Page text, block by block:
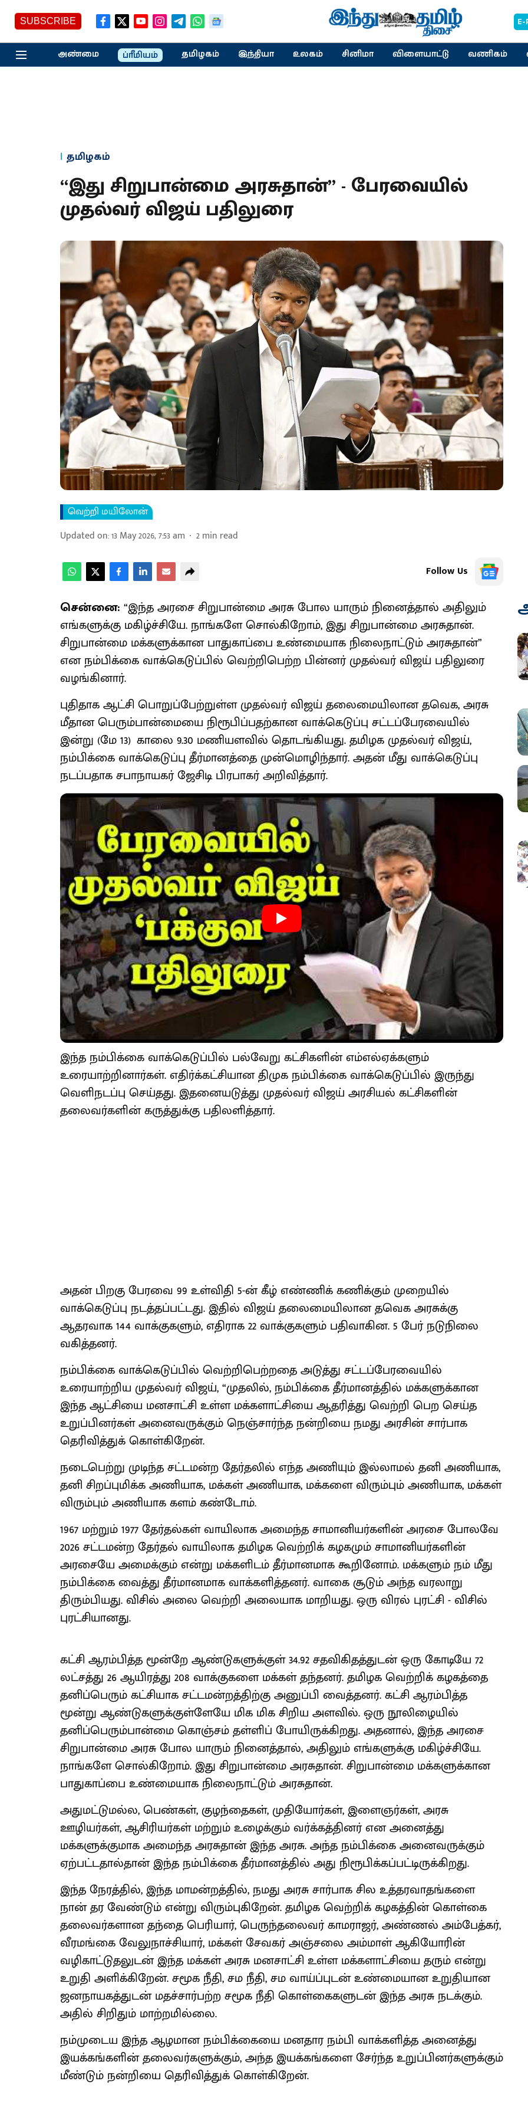
SUBSCRIBE
அண்மை ப்ரீமியம் தமிழகம் இந்தியா உலகம் சினிமா விளையாட்டு வணிகம்
தமிழகம்
“இது சிறுபான்மை அரசுதான்” - பேரவையில்
முதல்வர் விஜய் பதிலுரை
வெற்றி மயிலோன்
Updated on:13 May 2026, 7:53 am 2min read
Follow Us
சென்னை: “இந்த அரசை சிறுபான்மை அரசு போல யாரும் நினைத்தால் அதிலும்
எங்களுக்கு மகிழ்ச்சியே. நாங்களே சொல்கிறோம், இது சிறுபான்மை அரசுதான்.
சிறுபான்மை மக்களுக்கான பாதுகாப்பை உண்மையாக நிலைநாட்டும் அரசுதான்”
என நம்பிக்கை வாக்கெடுப்பில் வெற்றிபெற்ற பின்னர் முதல்வர் விஜய் பதிலுரை
வழங்கினார்.
புதி​தாக ஆட்சி பொறுப்​பேற்​றுள்ள முதல்வர் விஜய்​ தலைமையிலான தவெக, அரசு
மீதான பெரும்பான்மையை நிரூபிப்​ப​தற்​கான வாக்​கெடுப்பு சட்டப்​பேர​வை​யில்
இன்று (மே 13) காலை 9.30 மணியளவில் தொடங்கியது. தமிழக முதல்வர் விஜய்,
நம்பிக்கை வாக்கெடுப்பு தீர்மானத்தை முன்மொழிந்தார். அதன் மீது வாக்கெடுப்பு
நடப்பதாக சபாநாயகர் ஜேசிடி பிரபாகர் அறிவித்தார்.
இந்த நம்பிக்கை வாக்கெடுப்பில் பல்வேறு கட்சிகளின் எம்எல்ஏக்களும்
உரையாற்றினார்கள். எதிர்க்கட்சியான திமுக நம்பிக்கை வாக்கெடுப்பில் இருந்து
வெளிநடப்பு செய்தது. இதனையடுத்து முதல்வர் விஜய் அரசியல் கட்சிகளின்
தலைவர்களின் கருத்துக்கு பதிலளித்தார்.
அதன் பிறகு பேரவை 99 உள்விதி 5-ன் கீழ் எண்ணிக் கணிக்கும் முறையில்
வாக்கெடுப்பு நடத்தப்பட்டது. இதில் விஜய் தலைமையிலான தவெக அரசுக்கு
ஆதரவாக 144 வாக்குகளும், எதிராக 22 வாக்குகளும் பதிவாகின. 5 பேர் நடுநிலை
வகித்தனர்.
நம்பிக்கை வாக்கெடுப்பில் வெற்றிபெற்றதை அடுத்து சட்டப்பேரவையில்
உரையாற்றிய முதல்வர் விஜய், “முதலில், நம்பிக்கை தீர்மானத்தில் மக்களுக்கான
இந்த ஆட்சியை மனசாட்சி உள்ள மக்களாட்சியை ஆதரித்து வெற்றி பெற செய்த
உறுப்பினர்கள் அனைவருக்கும் நெஞ்சார்ந்த நன்றியை நமது அரசின் சார்பாக
தெரிவித்துக் கொள்கிறேன்.
நடைபெற்று முடிந்த சட்டமன்ற தேர்தலில் எந்த அணியும் இல்லாமல் தனி அணியாக,
தனி சிறப்புமிக்க அணியாக, மக்கள் அணியாக, மக்களை விரும்பும் அணியாக, மக்கள்
விரும்பும் அணியாக களம் கண்டோம்.
1967 மற்றும் 1977 தேர்தல்கள் வாயிலாக அமைந்த சாமானியர்களின் அரசை போலவே
2026 சட்டமன்ற தேர்தல் வாயிலாக தமிழக வெற்றிக் கழகமும் சாமானியர்களின்
அரசையே அமைக்கும் என்று மக்களிடம் தீர்மானமாக கூறினோம். மக்களும் நம் மீது
நம்பிக்கை வைத்து தீர்மானமாக வாக்களித்தனர். வாகை சூடும் அந்த வரலாறு
திரும்பியது. விசில் அலை வெற்றி அலையாக மாறியது. ஒரு விரல் புரட்சி - விசில்
புரட்சியானது.
கட்சி ஆரம்பித்த மூன்றே ஆண்டுகளுக்குள் 34.92 சதவிகிதத்துடன் ஒரு கோடியே 72
லட்சத்து 26 ஆயிரத்து 208 வாக்குகளை மக்கள் தந்தனர். தமிழக வெற்றிக் கழகத்தை
தனிப்பெரும் கட்சியாக சட்டமன்றத்திற்கு அனுப்பி வைத்தனர். கட்சி ஆரம்பித்த
மூன்று ஆண்டுகளுக்குள்ளேயே மிக மிக சிறிய அளவில். ஒரு நூலிழையில்
தனிப்பெரும்பான்மை கொஞ்சம் தள்ளிப் போயிருக்கிறது. அதனால், இந்த அரசை
சிறுபான்மை அரசு போல யாரும் நினைத்தால், அதிலும் எங்களுக்கு மகிழ்ச்சியே.
நாங்களே சொல்கிறோம். இது சிறுபான்மை அரசுதான். சிறுபான்மை மக்களுக்கான
பாதுகாப்பை உண்மையாக நிலைநாட்டும் அரசுதான்.
அதுமட்டுமல்ல, பெண்கள், குழந்தைகள், முதியோர்கள், இளைஞர்கள், அரசு
ஊழியர்கள், ஆசிரியர்கள் மற்றும் உழைக்கும் வர்க்கத்தினர் என அனைத்து
மக்களுக்குமாக அமைந்த அரசுதான் இந்த அரசு. அந்த நம்பிக்கை அனைவருக்கும்
ஏற்பட்டதால்தான் இந்த நம்பிக்கை தீர்மானத்தில் அது நிரூபிக்கப்பட்டிருக்கிறது.
இந்த நேரத்தில், இந்த மாமன்றத்தில், நமது அரசு சார்பாக சில உத்தரவாதங்களை
நான் தர வேண்டும் என்று விரும்புகிறேன். தமிழக வெற்றிக் கழகத்தின் கொள்கை
தலைவர்களான தந்தை பெரியார், பெருந்தலைவர் காமராஜர், அண்ணல் அம்பேத்கர்,
வீரமங்கை வேலுநாச்சியார், மக்கள் சேவகர் அஞ்சலை அம்மாள் ஆகியோரின்
வழிகாட்டுதலுடன் இந்த மக்கள் அரசு மனசாட்சி உள்ள மக்களாட்சியை தரும் என்று
உறுதி அளிக்கிறேன். சமூக நீதி, சம நீதி, சம வாய்ப்புடன் உண்மையான உறுதியான
ஜனநாயகத்துடன் மதச்சார்பற்ற சமூக நீதி கொள்கைகளுடன் இந்த அரசு நடக்கும்.
அதில் சிறிதும் மாற்றமில்லை.
நம்முடைய இந்த ஆழமான நம்பிக்கையை மனதார நம்பி வாக்களித்த அனைத்து
இயக்கங்களின் தலைவர்களுக்கும், அந்த இயக்கங்களை சேர்ந்த உறுப்பினர்களுக்கும்
மீண்டும் நன்றியை தெரிவித்துக் கொள்கிறேன்.